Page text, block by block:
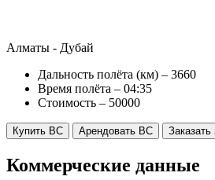
Алматы - Дубай
Дальность полёта (км) – 3660
Время полёта – 04:35
Стоимость – 50000
Купить ВС Арендовать ВС Заказать
Коммерческие данные